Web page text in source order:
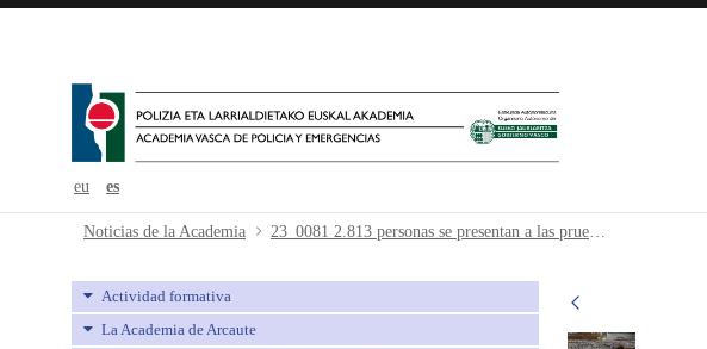
eu es
23_0081 2.813 personas se presentan a las
Noticias de la Academia 23_0081 2.813 personas se presentan a las pruebas de selección para formar parte de la bolsa de trabajo interino de Policía Local para cubrir vacantes en los ayuntamientos de Euskadi
Actividad formativa
La Academia de Arcaute